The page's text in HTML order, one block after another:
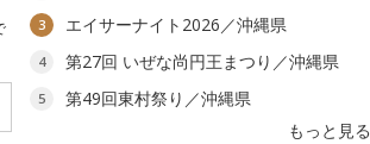
3 エイサーナイト2026／沖縄県
4 第27回 いぜな尚円王まつり／沖縄県
5
第49回東村祭り／沖縄県
もっと見る